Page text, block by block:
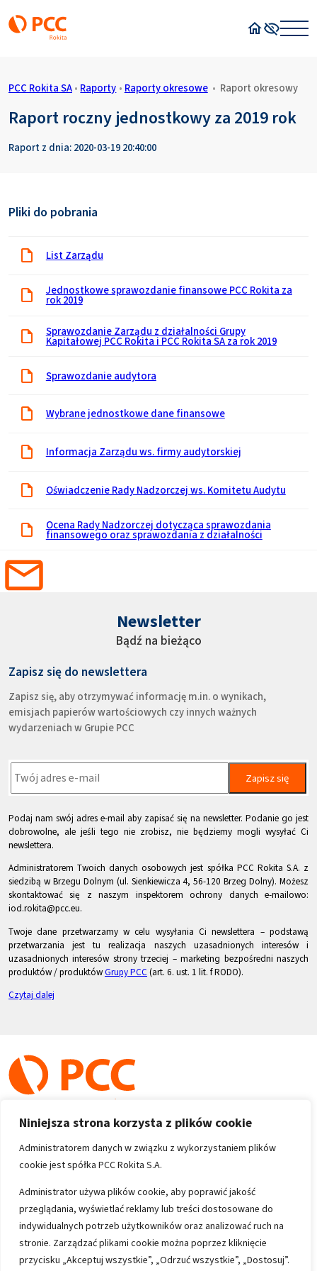
Niniejsza strona korzysta z plików cookie
Administratorem danych w związku z wykorzystaniem plików
cookie jest spółka PCC Rokita S.A.
Administrator używa plików cookie, aby poprawić jakość
przeglądania, wyświetlać reklamy lub treści dostosowane do
indywidualnych potrzeb użytkowników oraz analizować ruch na
stronie. Zarządzać plikami cookie można poprzez kliknięcie
przycisku „Akceptuj wszystkie”, „Odrzuć wszystkie”, „Dostosuj”.
PCC Rokita SA • Raporty • Raporty okresowe • Raport okresowy
Raport roczny jednostkowy za 2019 rok
Raport z dnia: 2020-03-19 20:40:00
Pliki do pobrania
List Zarządu
Jednostkowe sprawozdanie finansowe PCC Rokita za
rok 2019
Sprawozdanie Zarządu z działalności Grupy
Kapitałowej PCC Rokita i PCC Rokita SA za rok 2019
Sprawozdanie audytora
Wybrane jednostkowe dane finansowe
Informacja Zarządu ws. firmy audytorskiej
Oświadczenie Rady Nadzorczej ws. Komitetu Audytu
Ocena Rady Nadzorczej dotycząca sprawozdania
finansowego oraz sprawozdania z działalności
Newsletter
Bądź na bieżąco
Zapisz się do newslettera
Zapisz się, aby otrzymywać informację m.in. o wynikach,
emisjach papierów wartościowych czy innych ważnych
wydarzeniach w Grupie PCC
Zapisz się
Podaj nam swój adres e-mail aby zapisać się na newsletter. Podanie go jest
dobrowolne, ale jeśli tego nie zrobisz, nie będziemy mogli wysyłać Ci
newslettera.
Administratorem Twoich danych osobowych jest spółka PCC Rokita S.A. z
siedzibą w Brzegu Dolnym (ul. Sienkiewicza 4, 56-120 Brzeg Dolny). Możesz
skontaktować się z naszym inspektorem ochrony danych e-mailowo:
iod.rokita@pcc.eu.
Twoje dane przetwarzamy w celu wysyłania Ci newslettera – podstawą
przetwarzania jest tu realizacja naszych uzasadnionych interesów i
uzasadnionych interesów strony trzeciej – marketing bezpośredni naszych
produktów / produktówGrupy PCC (art. 6. ust. 1 lit. f RODO).
Czytaj dalej
Copyright 1996-2026
Wszystkie prawa zastrzeżone
Informacje